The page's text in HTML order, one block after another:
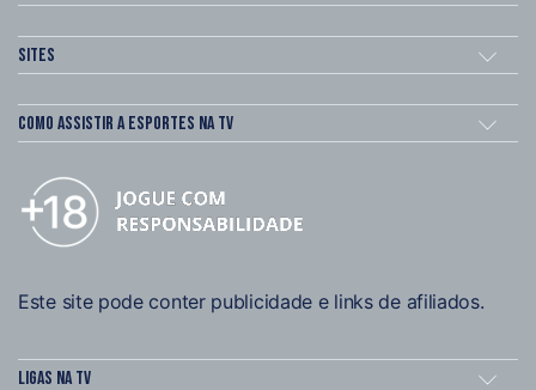
Sites
Como assistir a esportes na TV
Este site pode conter publicidade e links de afiliados.
Ligas na TV